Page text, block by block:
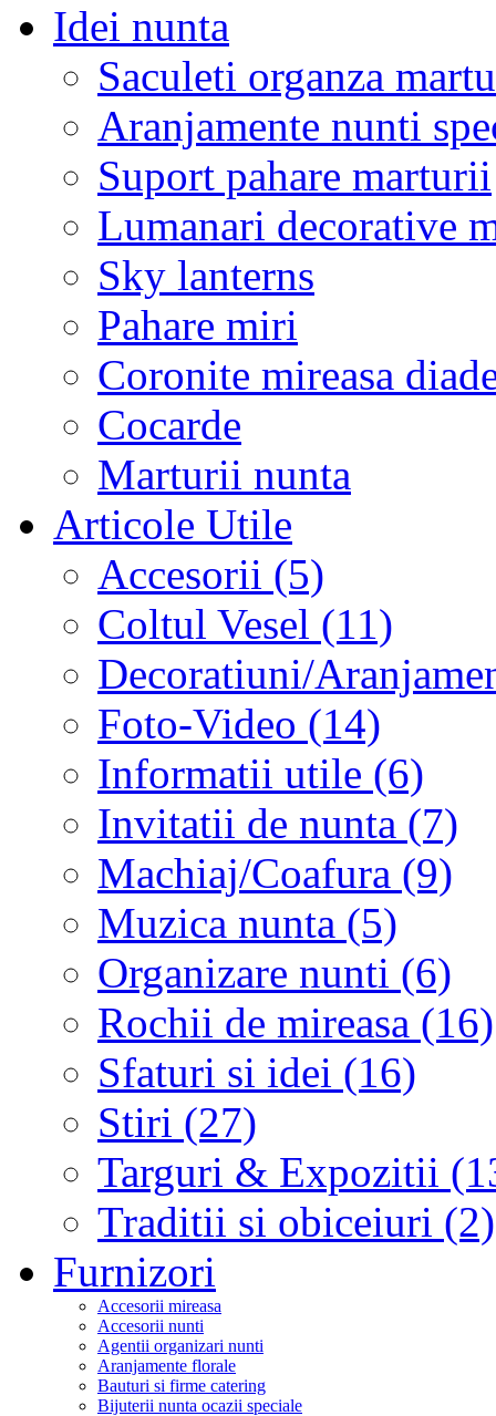
Idei nunta
Saculeti organza
Aranjamente nunti
Suport pahare marturii
Lumanari decorative
Sky lanterns
Pahare miri
Coronite mireasa
Cocarde
Marturii nunta
Articole Utile
Accesorii (5)
Coltul Vesel (11)
Decoratiuni/
Foto-Video (14)
Informatii utile (6)
Invitatii de nunta (7)
Machiaj/Coafura (9)
Muzica nunta (5)
Organizare nunti (6)
Rochii de mireasa (16)
Sfaturi si idei (16)
Stiri (27)
Targuri & Expozitii
Traditii si obiceiuri (2)
Furnizori
Accesorii mireasa
Accesorii nunti
Agentii organizari nunti
Aranjamente florale
Bauturi si firme catering
Bijuterii nunta ocazii speciale